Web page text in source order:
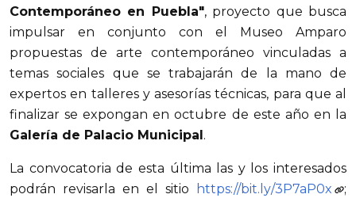
Contemporáneo en Puebla", proyecto que busca
impulsar en conjunto con el Museo Amparo
propuestas de arte contemporáneo vinculadas a
temas sociales que se trabajarán de la mano de
expertos en talleres y asesorías técnicas, para que al
finalizar se expongan en octubre de este año en la
Galería de Palacio Municipal .
La convocatoria de esta última las y los interesados
podrán revisarla en el sitio
https://bit.ly/3P7aP0x
;